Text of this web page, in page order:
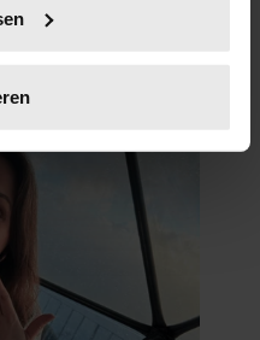
(fingerprinting)
in het
en advertenties te
social media te bieden
Ook delen we
onze site met onze
en analyse. Deze